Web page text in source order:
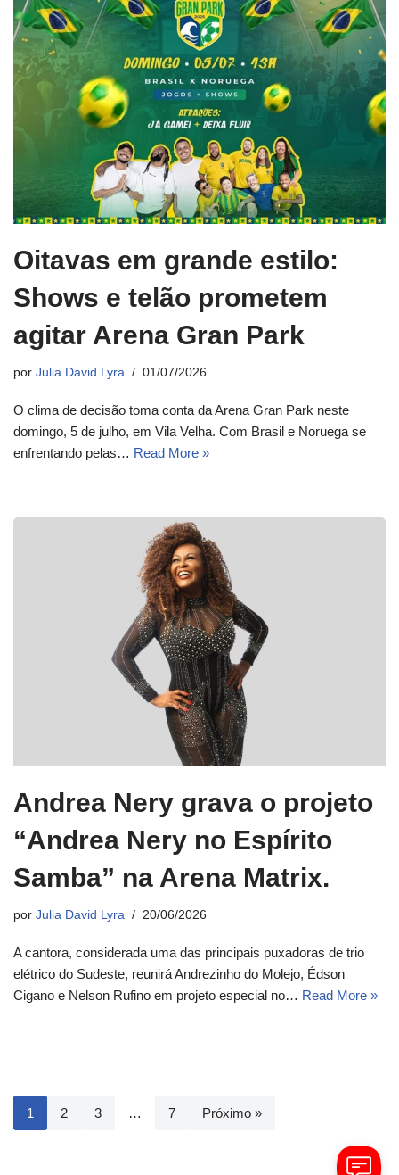
Oitavas em grande estilo:
Shows e telão prometem
agitar Arena Gran Park
por Julia David Lyra 01/07/2026
O clima de decisão toma conta da Arena Gran Park neste
domingo, 5 de julho, em Vila Velha. Com Brasil e Noruega se
enfrentando pelas… Read More »
Andrea Nery grava o projeto
“Andrea Nery no Espírito
Samba” na Arena Matrix.
por Julia David Lyra 20/06/2026
A cantora, considerada uma das principais puxadoras de trio
elétrico do Sudeste, reunirá Andrezinho do Molejo, Édson
Cigano e Nelson Rufino em projeto especial no… Read More »
1 2 3 … 7 Próximo »